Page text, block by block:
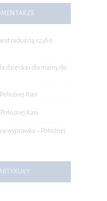
radością czyli o
dziecka i dla mamy do
Kasi
Kasi
wyprawka – Położnej